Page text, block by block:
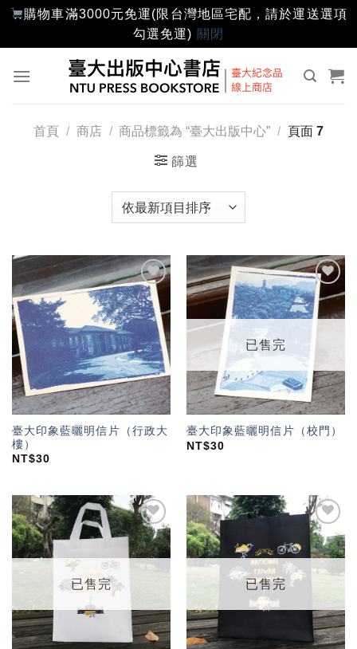
購物車滿3000元免運(限台灣地區宅配，請於運送選項
勾選免運) 關閉
首頁 / 商店 / 商品標籤為 “臺大出版中心” / 頁面 7
篩選
加入
「願
望輕
單」
臺大印象藍曬明信片（行政大
樓）
NT$30
加入
「願
望輕
單」
已售完
臺大印象藍曬明信片（校門）
NT$30
加入
「願
望輕
已售完
加入
「願
望輕
單」
已售完